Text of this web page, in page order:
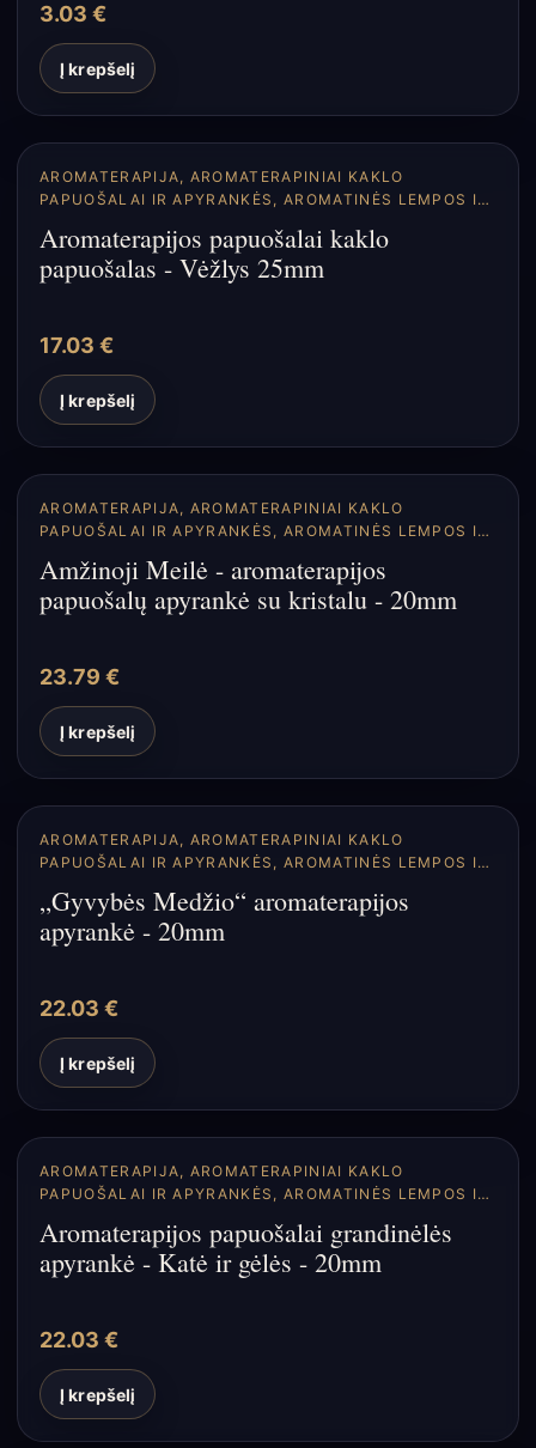
3.03 €
Į krepšelį
AROMATERAPIJA, AROMATERAPINIAI KAKLO
PAPUOŠALAI IR APYRANKĖS , AROMATINĖS LEMPOS IR
Aromaterapijos papuošalai kaklo
papuošalas - Vėžlys 25mm
17.03 €
Į krepšelį
AROMATERAPIJA, AROMATERAPINIAI KAKLO
PAPUOŠALAI IR APYRANKĖS , AROMATINĖS LEMPOS IR
Amžinoji Meilė - aromaterapijos
papuošalų apyrankė su kristalu - 20mm
23.79 €
Į krepšelį
AROMATERAPIJA, AROMATERAPINIAI KAKLO
PAPUOŠALAI IR APYRANKĖS , AROMATINĖS LEMPOS IR
„Gyvybės Medžio“ aromaterapijos
apyrankė - 20mm
22.03 €
Į krepšelį
AROMATERAPIJA, AROMATERAPINIAI KAKLO
PAPUOŠALAI IR APYRANKĖS , AROMATINĖS LEMPOS IR
Aromaterapijos papuošalai grandinėlės
apyrankė - Katė ir gėlės - 20mm
22.03 €
Į krepšelį